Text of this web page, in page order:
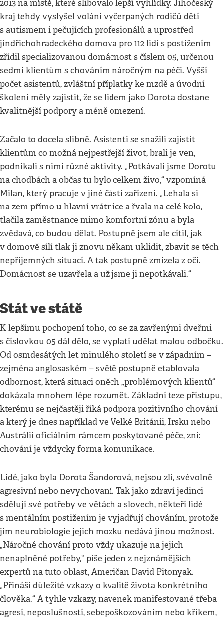
2013 na místě, které slibovalo lepší vyhlídky. Jihočeský
kraj tehdy vyslyšel volání vyčerpaných rodičů dětí
s autismem i pečujících profesionálů a uprostřed
jindřichohradeckého domova pro 112 lidí s postižením
zřídil specializovanou domácnost s číslem 05, určenou
sedmi klientům s chováním náročným na péči. Vyšší
počet asistentů, zvláštní příplatky ke mzdě a úvodní
školení měly zajistit, že se lidem jako Dorota dostane
kvalitnější podpory a méně omezení.
Začalo to docela slibně. Asistenti se snažili zajistit
klientům co možná nejpestřejší život, brali je ven,
podnikali s nimi různé aktivity. „Potkávali jsme Dorotu
na chodbách a občas tu bylo celkem živo,“ vzpomíná
Milan, který pracuje v jiné části zařízení. „Lehala si
na zem přímo u hlavní vrátnice a řvala na celé kolo,
tlačila zaměstnance mimo komfortní zónu a byla
zvědavá, co budou dělat. Postupně jsem ale cítil, jak
v domově sílí tlak ji znovu někam uklidit, zbavit se těch
nepříjemných situací. A tak postupně zmizela z očí.
Domácnost se uzavřela a už jsme ji nepotkávali.“
Stát ve státě
K lepšímu pochopení toho, co se za zavřenými dveřmi
s číslovkou 05 dál dělo, se vyplatí udělat malou odbočku.
Od osmdesátých let minulého století se v západním –
zejména anglosaském – světě postupně etablovala
odbornost, která situaci oněch „problémových klientů“
dokázala mnohem lépe rozumět. Základní teze přístupu,
kterému se nejčastěji říká podpora pozitivního chování
a který je dnes například ve Velké Británii, Irsku nebo
Austrálii oficiálním rámcem poskytované péče, zní:
chování je vždycky forma komunikace.
Lidé, jako byla Dorota Šandorová, nejsou zlí, svévolně
agresivní nebo nevychovaní. Tak jako zdraví jedinci
sdělují své potřeby ve větách a slovech, někteří lidé
s mentálním postižením je vyjadřují chováním, protože
jim neurobiologie jejich mozku nedává jinou možnost.
„Náročné chování proto vždy ukazuje na jejich
nenaplněné potřeby,“ píše jeden z nejznámějších
expertů na tuto oblast, Američan David Pitonyak.
„Přináší důležité vzkazy o kvalitě života konkrétního
člověka.“ A tyhle vzkazy, navenek manifestované třeba
agresí, neposlušností, sebepoškozováním nebo křikem,